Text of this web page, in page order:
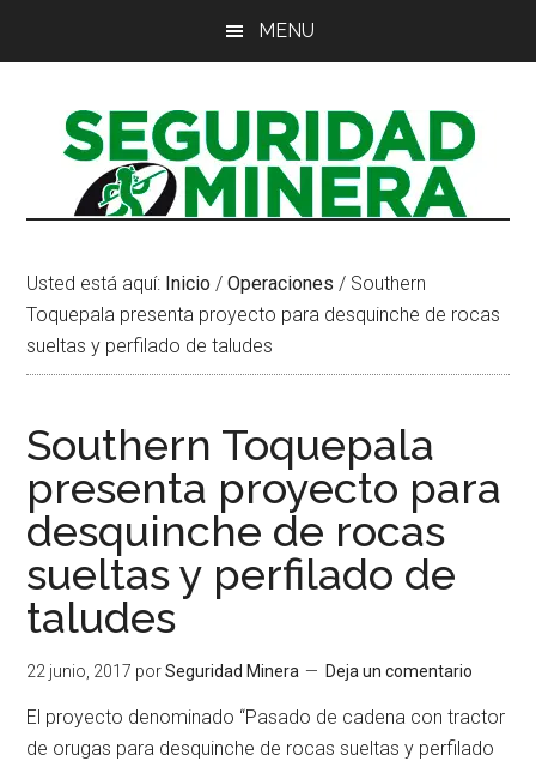
principal
MENU
Usted está aquí: Inicio / Operaciones / Southern
Toquepala presenta proyecto para desquinche de rocas
sueltas y perfilado de taludes
Southern Toquepala
presenta proyecto para
desquinche de rocas
sueltas y perfilado de
taludes
22 junio, 2017 porSeguridad Minera Deja un comentario
El proyecto denominado “Pasado de cadena con tractor
de orugas para desquinche de rocas sueltas y perfilado